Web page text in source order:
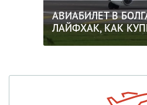
АВИАБИЛЕТ В
ЛАЙФХАК, КАК